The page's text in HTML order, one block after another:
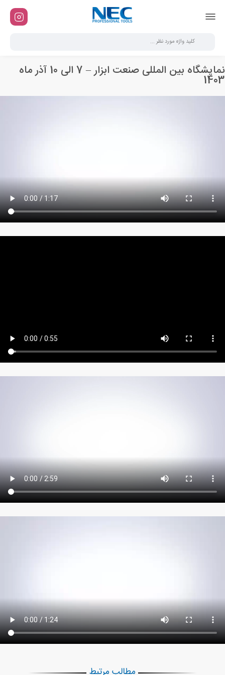
نمایشگاه بین المللی صنعت ابزار – 7 الی 10 آذر ماه
1403
مطالب مرتبط